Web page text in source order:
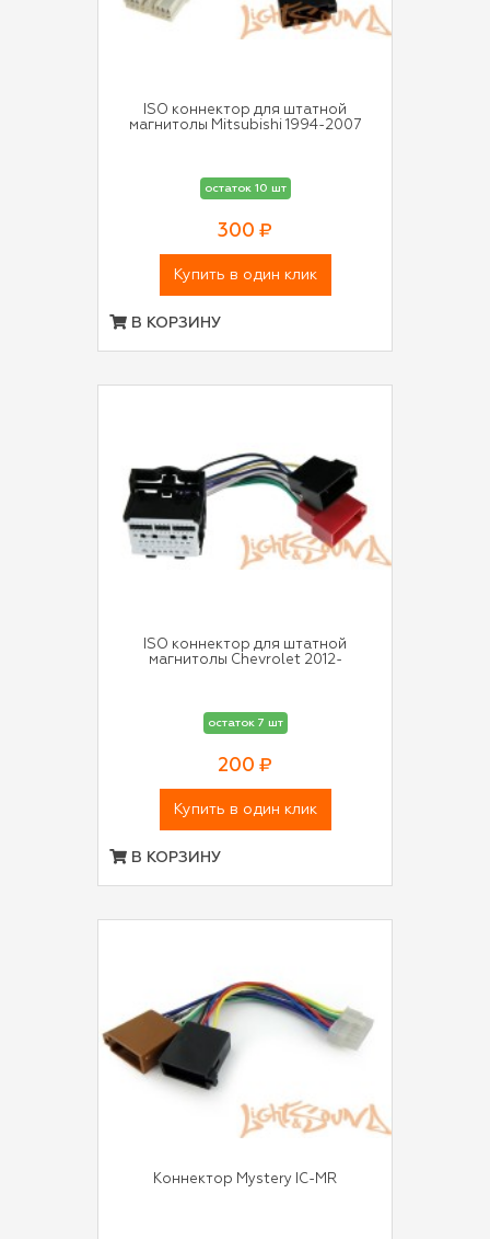
ISO коннектор для штатной
магнитолы Mitsubishi 1994-2007
остаток 10 шт
300 ₽
Купить в один клик
В КОРЗИНУ
ISO коннектор для штатной
магнитолы Chevrolet 2012-
остаток 7 шт
200 ₽
Купить в один клик
В КОРЗИНУ
Коннектор Mystery IC-MR